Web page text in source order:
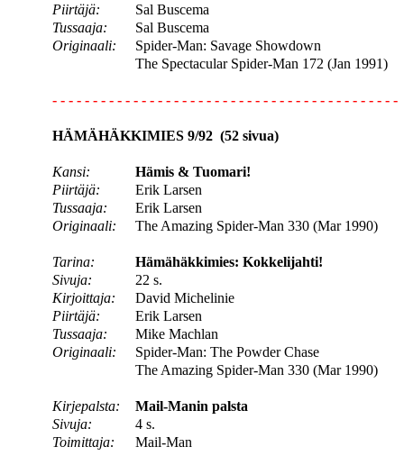
Piirtäjä:
Sal Buscema
Tussaaja:
Sal Buscema
Originaali:
Spider-Man: Savage Showdown
The Spectacular Spider-Man 172 (Jan 1991)
- - - - - - - - - - - - - - - - - - - - - - - - - - - - - - - - - - - - - - - - - - -
HÄMÄHÄKKIMIES 9/92 (52 sivua)
Kansi:
Hämis & Tuomari!
Piirtäjä:
Erik Larsen
Tussaaja:
Erik Larsen
Originaali:
The Amazing Spider-Man 330 (Mar 1990)
Tarina:
Hämähäkkimies: Kokkelijahti!
Sivuja:
22 s.
Kirjoittaja:
David Michelinie
Piirtäjä:
Erik Larsen
Tussaaja:
Mike Machlan
Originaali:
Spider-Man: The Powder Chase
The Amazing Spider-Man 330 (Mar 1990)
Kirjepalsta:
Mail-Manin palsta
Sivuja:
4 s.
Toimittaja:
Mail-Man